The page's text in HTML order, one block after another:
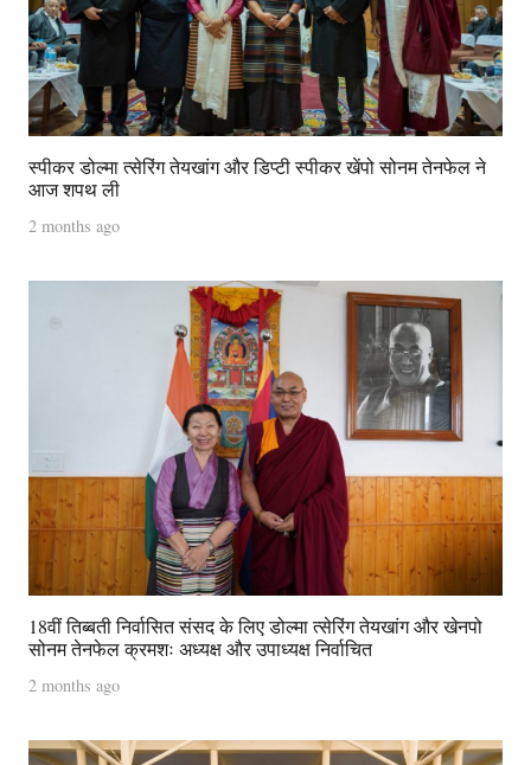
स्पीकर डोल्मा त्सेरिंग तेयखांग और डिप्टी स्पीकर खेंपो सोनम तेनफेल ने
आज शपथ ली
2 months ago
18वीं तिब्बती निर्वासित संसद के लिए डोल्मा त्सेरिंग तेयखांग और खेनपो
सोनम तेनफेल क्रमशः अध्यक्ष और उपाध्यक्ष निर्वाचित
2 months ago